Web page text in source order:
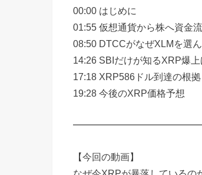
00:00 はじめに
01:55 仮想通貨から株へ資金
08:50 DTCCがなぜXLMを選
14:26 SBIだけが知るXRP爆
17:18 XRP586ドル到達の根拠
19:28 今後のXRP価格予想
【今回の動画】